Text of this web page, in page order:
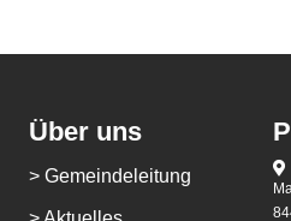
Über uns
> Gemeindeleitung